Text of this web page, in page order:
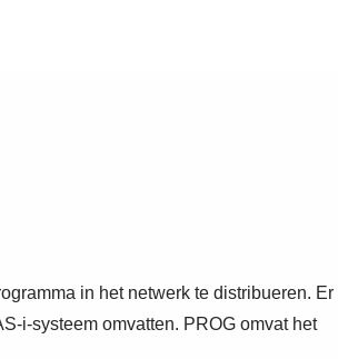
in het netwerk te distribueren. Er
i-systeem omvatten. PROG omvat het